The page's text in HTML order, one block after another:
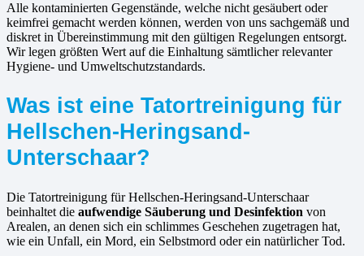
Alle kontaminierten Gegenstände, welche nicht gesäubert oder
keimfrei gemacht werden können, werden von uns sachgemäß und
diskret in Übereinstimmung mit den gültigen Regelungen entsorgt.
Wir legen größten Wert auf die Einhaltung sämtlicher relevanter
Hygiene- und Umweltschutzstandards.
Was ist eine Tatortreinigung für
Hellschen-Heringsand-
Unterschaar?
Die Tatortreinigung für Hellschen-Heringsand-Unterschaar
beinhaltet die aufwendige Säuberung und Desinfektion von
Arealen, an denen sich ein schlimmes Geschehen zugetragen hat,
wie ein Unfall, ein Mord, ein Selbstmord oder ein natürlicher Tod.